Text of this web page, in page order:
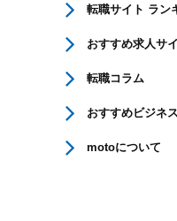
転職サイト ラン
おすすめ求人サ
転職コラム
おすすめビジネ
motoについて